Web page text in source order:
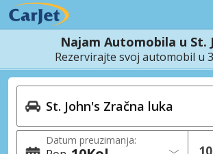
Najam Automobila u St.
Rezervirajte svoj automobil u
Datum preuzimanja: